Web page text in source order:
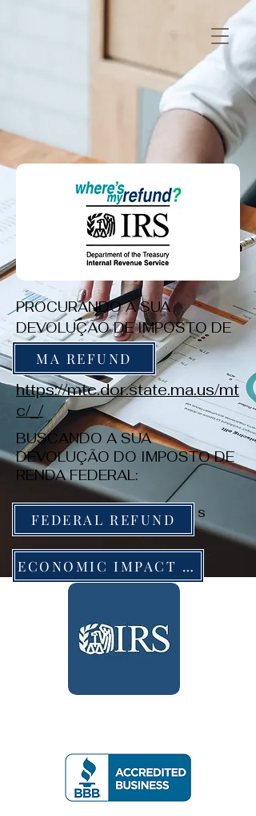
PROCURANDO A SUA
DEVOLUÇÃO DE IMPOSTO DE
RENDA MA:
https://mtc.dor.state.ma.us/mt
c/_/
MA REFUND
BUSCANDO A SUA
DEVOLUÇÃO DO IMPOSTO DE
RENDA FEDERAL:
https://www.irs.gov/refund s
FEDERAL REFUND
ECONOMIC IMPACT PAYMENT